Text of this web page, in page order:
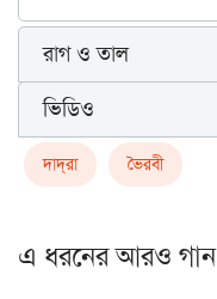
রাগ ও তাল
ভিডিও
দাদ্‌রা ভৈরবী
এ ধরনের আরও গান